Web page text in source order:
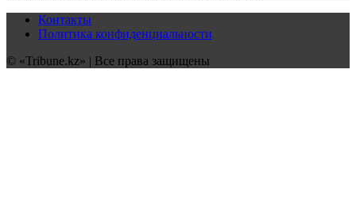
Контакты
Политика конфиденциальности
© «Tribune.kz» | Все права защищены